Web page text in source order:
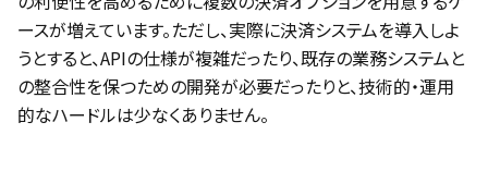
ースが増えています。ただし、実際に決済システムを導入しよ
うとすると、APIの仕様が複雑だったり、既存の業務システムと
の整合性を保つための開発が必要だったりと、技術的・運用
的なハードルは少なくありません。